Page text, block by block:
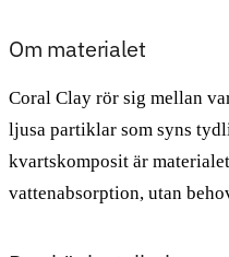
Om materialet
Coral Clay rör sig mellan
ljusa partiklar som syns
kvartskomposit är
vattenabsorption, utan